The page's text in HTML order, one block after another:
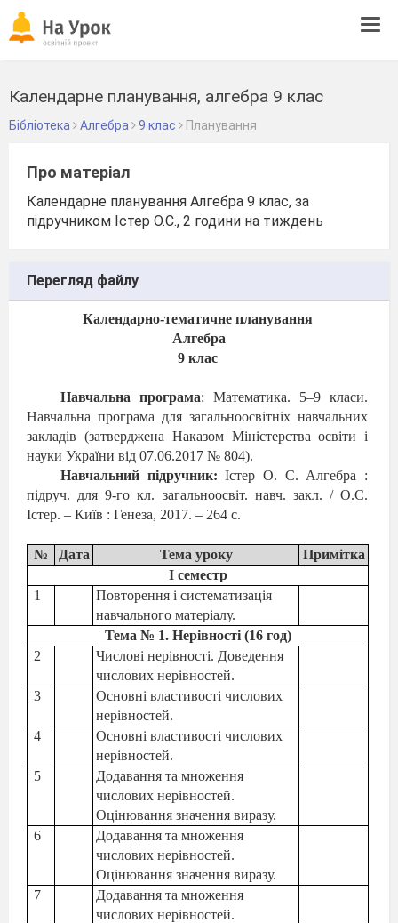
Календарне планування, алгебра 9 клас
Бібліотека Алгебра 9 клас Планування
Про матеріал
Календарне планування Алгебра 9 клас, за
підручником Істер О.С., 2 години на тиждень
Перегляд файлу
Календарно-тематичне планування
Алгебра
9 клас
Навчальна програма:Математика. 5–9 класи.
Навчальна програма для загальноосвітніх навчальних
закладів (затверджена Наказом Міністерства освіти і
науки України від 07.06.2017 № 804).
Навчальний підручник:Істер О. С. Алгебра :
підруч. для 9-го кл. загальноосвіт. навч. закл. / О.С.
Істер. – Київ : Генеза, 2017. – 264 с.
№ Дата Тема уроку
Примітка
І семестр
1
Повторення і систематизація
навчального матеріалу.
Тема № 1. Нерівності (16 год)
2
Числові нерівності. Доведення
числових нерівностей.
3
Основні властивості числових
нерівностей.
4
Основні властивості числових
нерівностей.
5
Додавання та множення
числових нерівностей.
Оцінювання значення виразу.
6
Додавання та множення
числових нерівностей.
Оцінювання значення виразу.
7
Додавання та множення
числових нерівностей.